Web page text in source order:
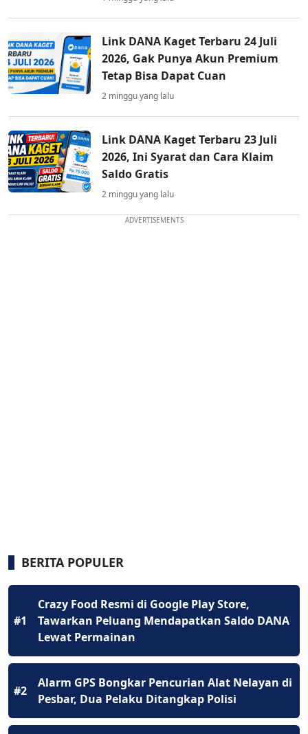
Link DANA Kaget Terbaru 24 Juli
2026, Gak Punya Akun Premium
Tetap Bisa Dapat Cuan
2 minggu yang lalu
Link DANA Kaget Terbaru 23 Juli
2026, Ini Syarat dan Cara Klaim
Saldo Gratis
2 minggu yang lalu
ADVERTISEMENTS
BERITA POPULER
#1
Crazy Food Resmi di Google Play Store,
Tawarkan Peluang Mendapatkan Saldo DANA
Lewat Permainan
#2
Alarm GPS Bongkar Pencurian Alat Nelayan di
Pesbar, Dua Pelaku Ditangkap Polisi